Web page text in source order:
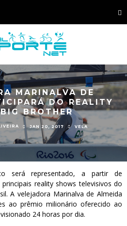
MARINALVA DE
DO REALITY
BROTHER
JAN 20, 2017 VELA
será representado, a partir de
reality shows televisivos do
A velejadora Marinalva de Almeida
ao prêmio milionário oferecido ao
24 horas por dia.